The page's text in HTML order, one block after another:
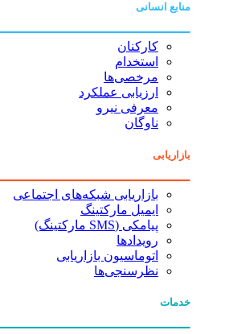
منابع انسانی
کارکنان
استخدام
مرخصی‌ها
ارزیابی عملکرد
معرفی نیرو
ناوگان
بازاریابی
بازاریابی شبکه‌های اجتماعی
ایمیل مارکتینگ
پیامکی (SMS مارکتینگ)
رویدادها
اتوماسیون بازاریابی
نظرسنجی‌ها
خدمات